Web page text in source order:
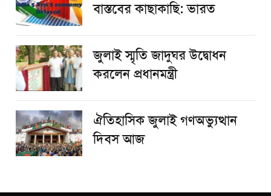
বাস্তবের কাছাকাছি: ভারত
জুলাই স্মৃতি জাদুঘর উদ্বোধন
করলেন প্রধানমন্ত্রী
ঐতিহাসিক জুলাই গণঅভ্যুত্থান
দিবস আজ